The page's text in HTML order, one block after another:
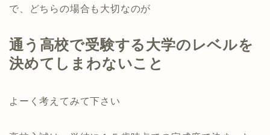
で、どちらの場合も大切なのが
通う高校で受験する大学のレベルを
決めてしまわないこと
よーく考えてみて下さい